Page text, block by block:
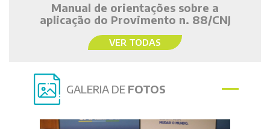
Manual de orientações sobre a
aplicação do Provimento n. 88/CNJ
VER TODAS
GALERIA DE FOTOS